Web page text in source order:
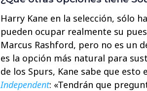
Harry Kane en la selección, sólo
pueden ocupar realmente su
Marcus Rashford, pero no es un
es la opción más natural para
de los Spurs, Kane sabe que esto
Independent: «Tendrán que